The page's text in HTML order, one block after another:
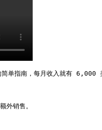
简单指南，每月收入就有 6,000
外销售。